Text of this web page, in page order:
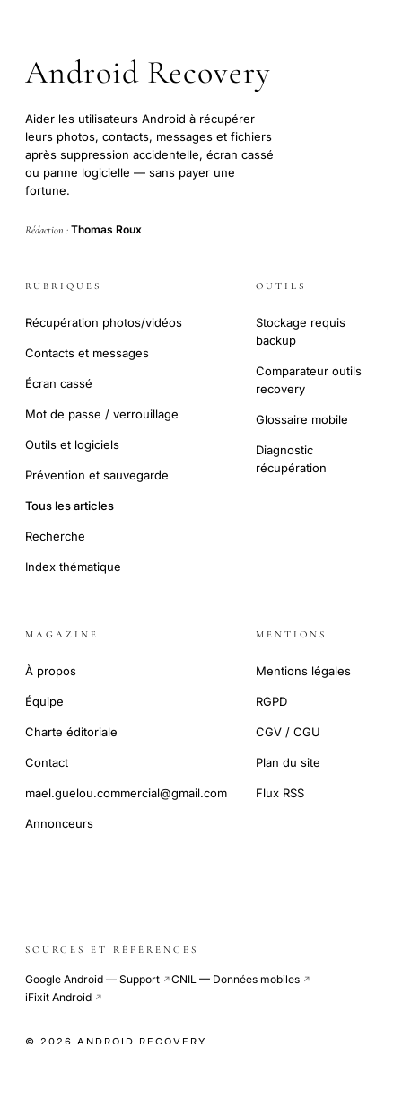
Android Recovery
Aider les utilisateurs Android à récupérer
leurs photos, contacts, messages et fichiers
après suppression accidentelle, écran cassé
ou panne logicielle — sans payer une
fortune.
Rédaction : Thomas Roux
RUBRIQUES
Récupération photos/vidéos
Contacts et messages
Écran cassé
Mot de passe / verrouillage
Outils et logiciels
Prévention et sauvegarde
Tous les articles
Recherche
Index thématique
OUTILS
Stockage requis
backup
Comparateur outils
recovery
Glossaire mobile
Diagnostic
récupération
MAGAZINE
À propos
Équipe
Charte éditoriale
Contact
mael.guelou.commercial@gmail.com
Annonceurs
MENTIONS
Mentions légales
RGPD
CGV / CGU
Plan du site
Flux RSS
SOURCES ET RÉFÉRENCES
Google Android — Support ↗CNIL — Données mobiles ↗
iFixit Android ↗
© 2026 ANDROID RECOVERY